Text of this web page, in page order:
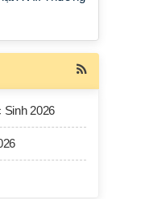
Sinh 2026